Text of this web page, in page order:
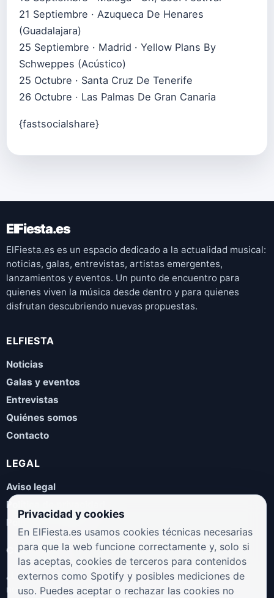
21 Septiembre · Azuqueca De Henares
(Guadalajara)
25 Septiembre · Madrid · Yellow Plans By
Schweppes (Acústico)
25 Octubre · Santa Cruz De Tenerife
26 Octubre · Las Palmas De Gran Canaria
{fastsocialshare}
ElFiesta.es
ElFiesta.es es un espacio dedicado a la actualidad musical:
noticias, galas, entrevistas, artistas emergentes,
lanzamientos y eventos. Un punto de encuentro para
quienes viven la música desde dentro y para quienes
disfrutan descubriendo nuevas propuestas.
ELFIESTA
Noticias
Galas y eventos
Entrevistas
Quiénes somos
Contacto
LEGAL
Aviso legal
Política de privacidad
Política de cookies
COLABORA
¿Eres artista, manager, sello o promotor? Envíanos tus
novedades, galas, entrevistas o propuestas musicales.
Privacidad y cookies
En ElFiesta.es usamos cookies técnicas necesarias
para que la web funcione correctamente y, solo si
las aceptas, cookies de terceros para contenidos
externos como Spotify y posibles mediciones de
uso. Puedes aceptar o rechazar las cookies no